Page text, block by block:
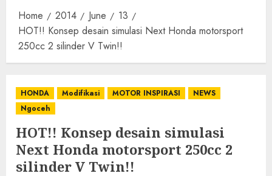
Home 2014 June
13
HOT!! Konsep desain simulasi Next Honda motorsport
250cc 2 silinder V Twin!!
HONDA Modifikasi MOTOR INSPIRASI
NEWS
Ngoceh
HOT!! Konsep desain simulasi
Next Honda motorsport 250cc 2
silinder V Twin!!